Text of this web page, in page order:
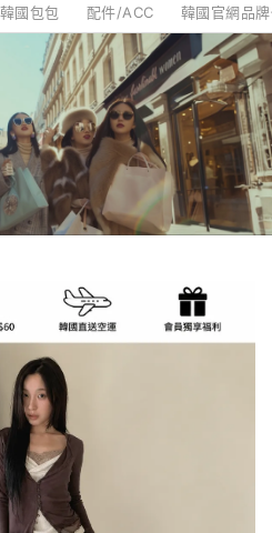
韓國包包 配件/ACC 韓國官網品